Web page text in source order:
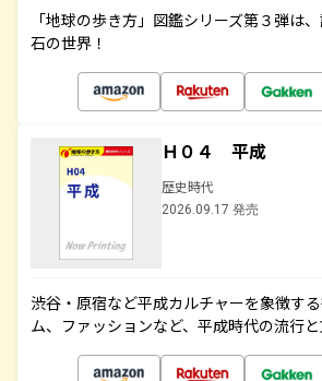
「地球の歩き方」図鑑シリーズ第３弾は
石の世界！
Ｈ０４ 平成
歴史時代
2026.09.17 発売
渋谷・原宿など平成カルチャーを象徴す
ム、ファッションなど、平成時代の流行と